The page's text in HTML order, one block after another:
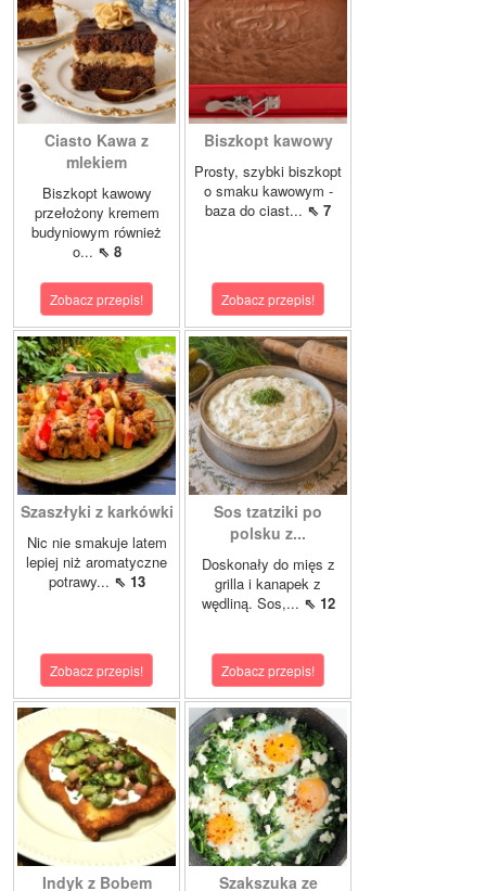
Ciasto Kawa z
mlekiem
Biszkopt kawowy
przełożony kremem
budyniowym również
o... ⇖ 8
Zobacz przepis!
Biszkopt kawowy
Prosty, szybki biszkopt
o smaku kawowym -
baza do ciast... ⇖ 7
Zobacz przepis!
Szaszłyki z karkówki
Nic nie smakuje latem
lepiej niż aromatyczne
potrawy... ⇖ 13
Zobacz przepis!
Sos tzatziki po
polsku z...
Doskonały do mięs z
grilla i kanapek z
wędliną. Sos,... ⇖ 12
Zobacz przepis!
Indyk z Bobem Szakszuka ze